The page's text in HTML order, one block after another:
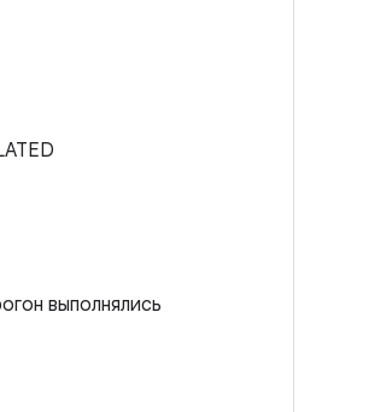
выполнялись